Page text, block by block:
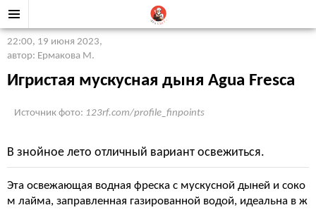
22:00, 19 июня 2023,
автор: Ермакова М.
Игристая мускусная дыня Agua Fresca
Источник фото: 123rf.com/profile_finpoints
В знойное лето отличный вариант освежиться.
Эта освежающая водная фреска с мускусной дыней и соко
м лайма, заправленная газированной водой, идеальна в ж